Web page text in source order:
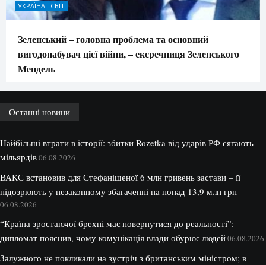
УКРАЇНА І СВІТ
Зеленський – головна проблема та основний
вигодонабувач цієї війни, – ексречниця Зеленського
Мендель
Останні новини
Найбільші втрати в історії: збитки Rozetka від ударів РФ сягають
мільярдів06.08.2026
ВАКС встановив для Стефанішеної 6 млн гривень застави – її
підозрюють у незаконному збагаченні на понад 13,9 млн грн
06.08.2026
“Країна зростаючої брехні має повернутися до реальності”:
дипломат пояснив, чому комунікація влади обурює людей06.08.2026
Залужного не покликали на зустріч з британським міністром; в